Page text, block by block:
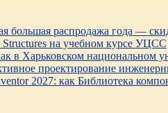
большая распродажа года —
Structures на учебном курсе УЦСС
в Харьковском национальном
проектирование
2027: как Библиотека